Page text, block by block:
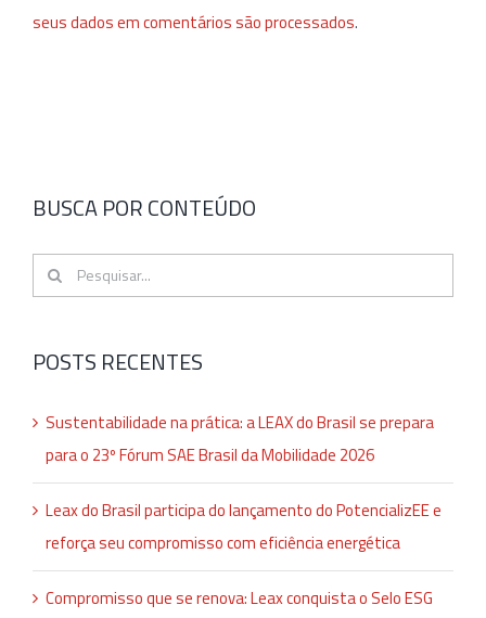
seus dados em comentários são processados.
BUSCA POR CONTEÚDO
Buscar
resultados
POSTS RECENTES
Sustentabilidade na prática: a LEAX do Brasil se prepara
para o 23º Fórum SAE Brasil da Mobilidade 2026
Leax do Brasil participa do lançamento do PotencializEE e
reforça seu compromisso com eficiência energética
Compromisso que se renova: Leax conquista o Selo ESG